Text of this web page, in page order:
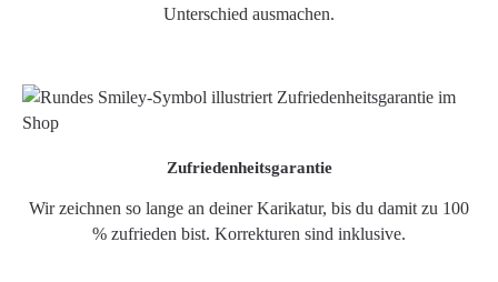
Unterschied ausmachen.
Zufriedenheitsgarantie
Wir zeichnen so lange an deiner Karikatur, bis du damit zu 100
% zufrieden bist. Korrekturen sind inklusive.